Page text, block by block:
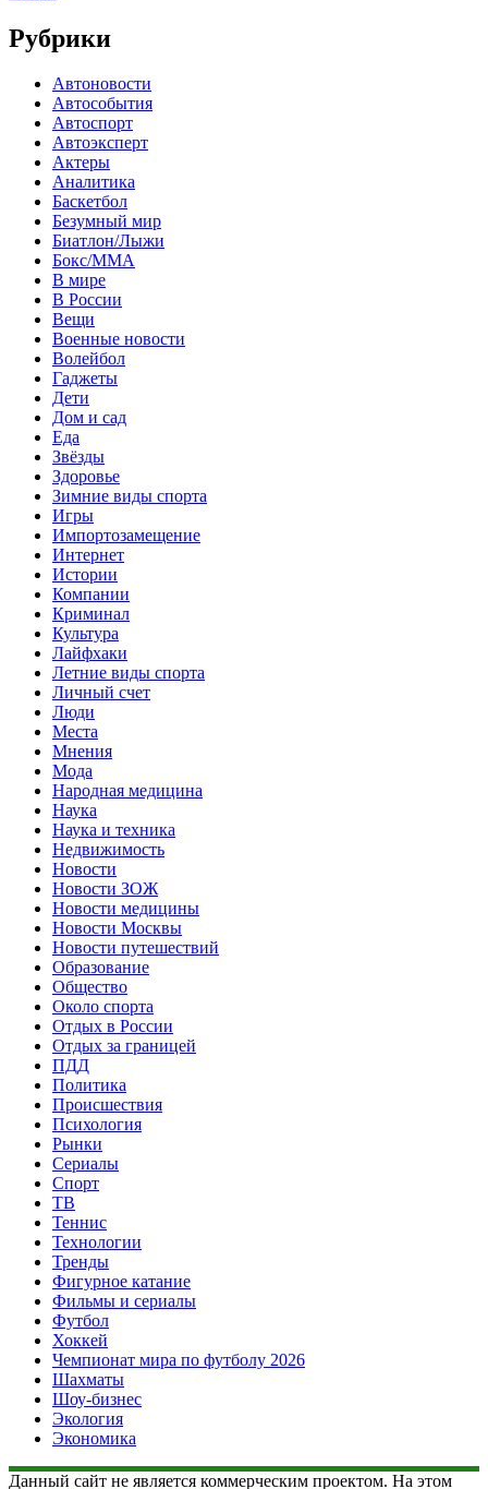
Рубрики
Автоновости
Автособытия
Автоспорт
Автоэксперт
Актеры
Аналитика
Баскетбол
Безумный мир
Биатлон/Лыжи
Бокс/MMA
В мире
В России
Вещи
Военные новости
Волейбол
Гаджеты
Дети
Дом и сад
Еда
Звёзды
Здоровье
Зимние виды спорта
Игры
Импортозамещение
Интернет
Истории
Компании
Криминал
Культура
Лайфхаки
Летние виды спорта
Личный счет
Люди
Места
Мнения
Мода
Народная медицина
Наука
Наука и техника
Недвижимость
Новости
Новости ЗОЖ
Новости медицины
Новости Москвы
Новости путешествий
Образование
Общество
Около спорта
Отдых в России
Отдых за границей
ПДД
Политика
Происшествия
Психология
Рынки
Сериалы
Спорт
ТВ
Теннис
Технологии
Тренды
Фигурное катание
Фильмы и сериалы
Футбол
Хоккей
Чемпионат мира по футболу 2026
Шахматы
Шоу-бизнес
Экология
Экономика
Данный сайт не является коммерческим проектом. На этом